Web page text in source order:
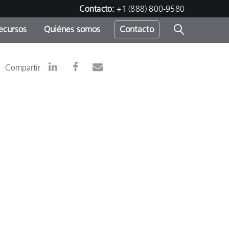
Contacto: +1 (888) 800-9580
Quiénes somos Contacto
Compartir